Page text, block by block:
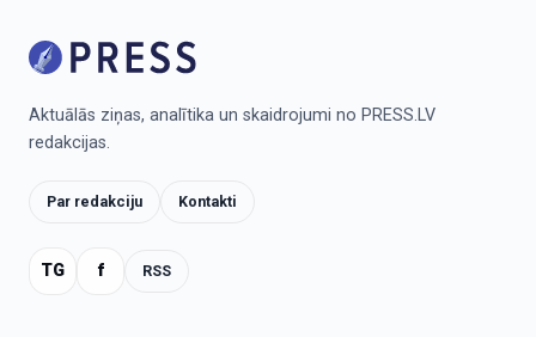
Aktuālās ziņas, analītika un skaidrojumi no PRESS.LV
redakcijas.
Par redakciju Kontakti
TG f RSS